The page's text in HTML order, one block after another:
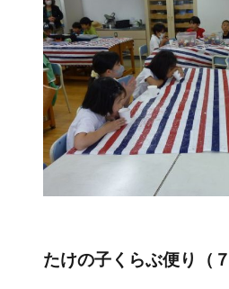
たけの子くらぶ便り（